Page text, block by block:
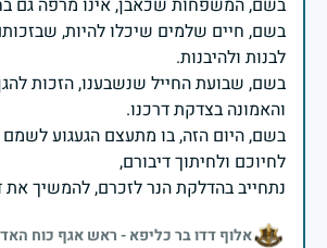
בשם, חיים שלמים שיכלו להיות,
בשם, שבועת החייל שנשבענו, הזכות
בשם, היום הזה, בו מתעצם הגעגוע לשמם
נתחייב בהדלקת הנר לזכרם, להמשיך
אלוף דדו בר כליפא - ראש אגף כוח